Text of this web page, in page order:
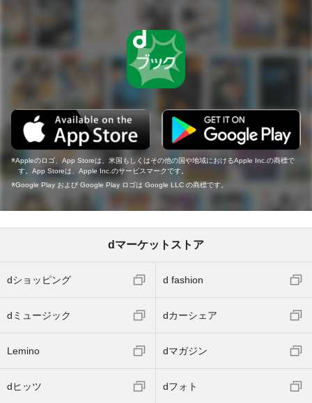
Appleのロゴ、App Storeは、米国もしくはその他の国や地域におけるApple Inc.の商標で
す。App Storeは、Apple Inc.のサービスマークです。
Google Play および Google Play ロゴは Google LLC の商標です。
dマーケットストア
dショッピング d fashion
dミュージック dカーシェア
Lemino dマガジン
dヒッツ dフォト